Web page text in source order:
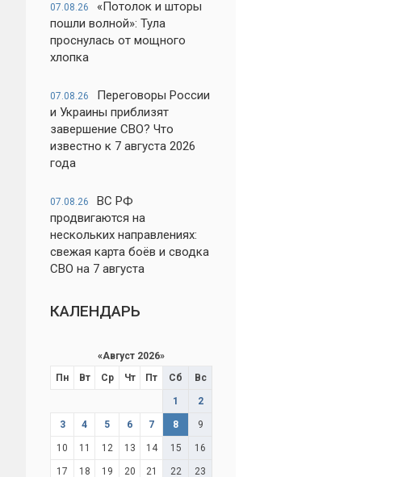
07.08.26
«Потолок и шторы
пошли волной»: Тула
проснулась от мощного
хлопка
07.08.26
Переговоры России
и Украины приблизят
завершение СВО? Что
известно к 7 августа 2026
года
07.08.26
ВС РФ
продвигаются на
нескольких направлениях:
свежая карта боёв и сводка
СВО на 7 августа
КАЛЕНДАРЬ
«Август 2026»
Пн
Вт Ср Чт Пт Сб Вс
1 2
3 4 5 6 7 8 9
10 11 12 13 14 15 16
17 18 19 20 21 22 23